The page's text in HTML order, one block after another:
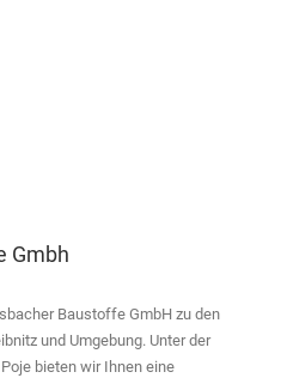
Gmbh
Baustoffe GmbH zu den
und Umgebung. Unter der
bieten wir Ihnen eine